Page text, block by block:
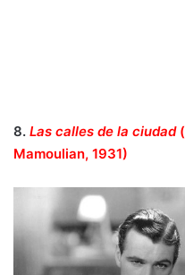
8. Las calles de la ciudad (
Mamoulian, 1931)